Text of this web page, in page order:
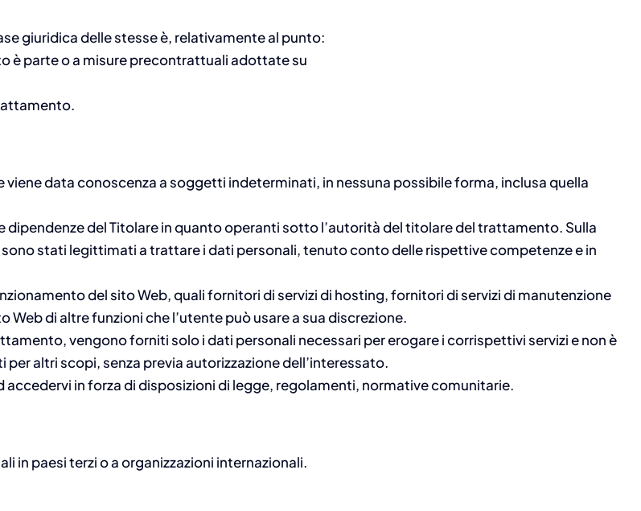
giuridica delle stesse è, relativamente al punto:
è parte o a misure precontrattuali adottate su
data conoscenza a soggetti indeterminati, in nessuna possibile forma, inclusa quella
del Titolare in quanto operanti sotto l’autorità del titolare del trattamento. Sulla
stati legittimati a trattare i dati personali, tenuto conto delle rispettive competenze e in
del sito Web, quali fornitori di servizi di hosting, fornitori di servizi di manutenzione
di altre funzioni che l’utente può usare a sua discrezione.
vengono forniti solo i dati personali necessari per erogare i corrispettivi servizi e non è
altri scopi, senza previa autorizzazione dell’interessato.
in forza di disposizioni di legge, regolamenti, normative comunitarie.
in paesi terzi o a organizzazioni internazionali.